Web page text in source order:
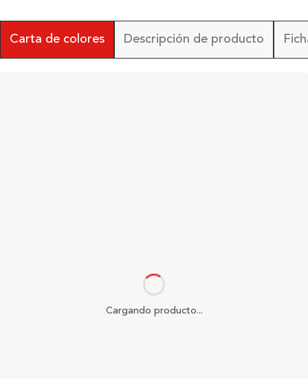
Carta de colores Descripción de producto
Cargando producto...